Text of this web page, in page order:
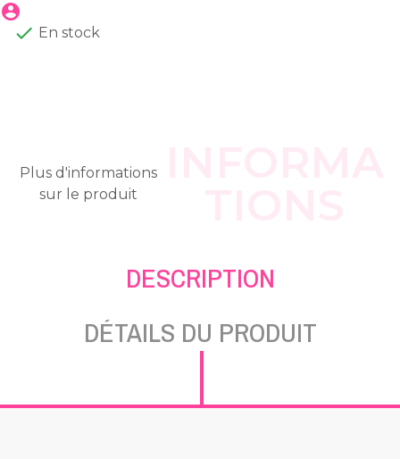
account_circle
 En stock
Plus d'informations
sur le produit
DESCRIPTION
DÉTAILS DU PRODUIT